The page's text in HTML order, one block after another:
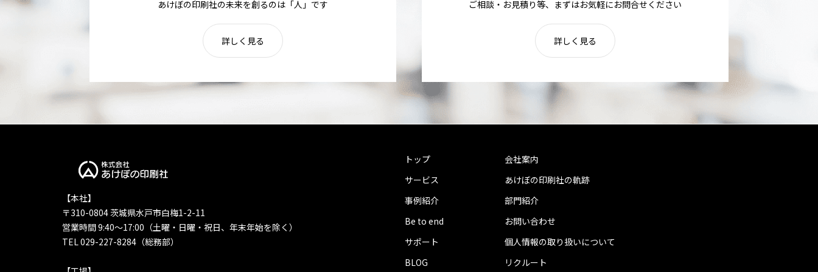
あけぼの印刷社の未来を創るのは「人」です
詳しく見る
ご相談・お見積り等、まずはお気軽にお問合せください
詳しく見る
【本社】
〒310-0804 茨城県水戸市白梅1-2-11
営業時間 9:40〜17:00（土曜・日曜・祝日、年末年始を除く）
TEL 029-227-8284（総務部）
トップ
サービス
事例紹介
Be to end
サポート
BLOG
会社案内
あけぼの印刷社の軌跡
部門紹介
お問い合わせ
個人情報の取り扱いについて
リクルート